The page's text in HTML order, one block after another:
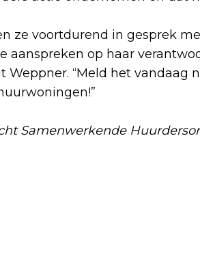
ze voortdurend in gesprek
aanspreken op haar
Weppner. “Meld het vandaag
Samenwerkende